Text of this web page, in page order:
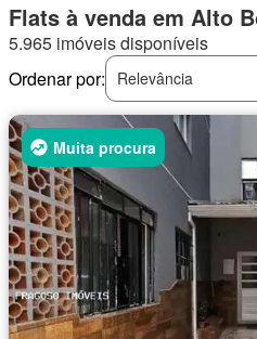
Flats à venda em Alto
5.965 imóveis disponíveis
Ordenar por:
Relevância
Muita procura